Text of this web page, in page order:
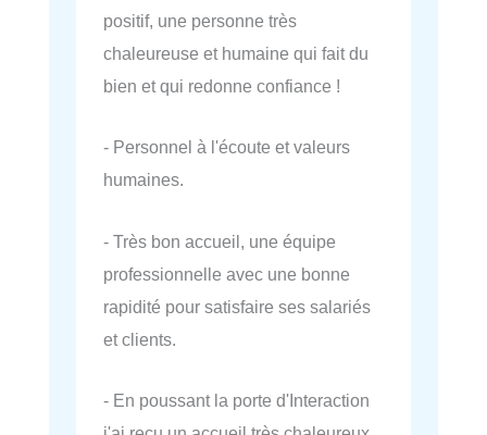
positif, une personne très
chaleureuse et humaine qui fait du
bien et qui redonne confiance !
- Personnel à l'écoute et valeurs
humaines.
- Très bon accueil, une équipe
professionnelle avec une bonne
rapidité pour satisfaire ses salariés
et clients.
- En poussant la porte d'Interaction